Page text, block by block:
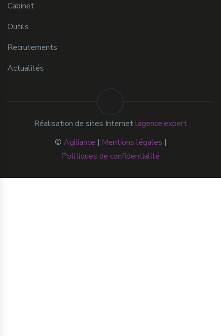
Cabinet
Outils
Recrutements
Actualités
© Agiliance | Mentions légales |
Politiques de confidentialité
Réalisation de sites Internetlagence.expert